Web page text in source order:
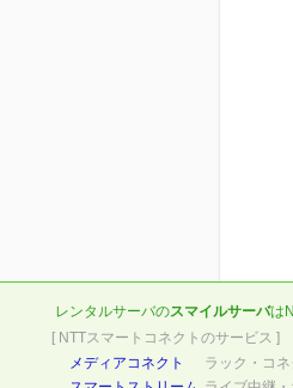
レンタルサーバのスマイルサーバは
[ NTTスマートコネクトのサービス ]
メディアコネクト
ラック・コ